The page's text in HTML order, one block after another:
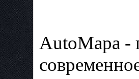
AutoMapa -